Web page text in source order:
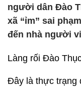
người dân Đào
xã “ỉm” sai
đến nhà người
Làng rối Đào
Đây là thực trạng